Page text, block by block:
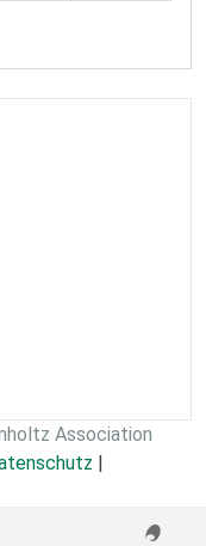
Association
|